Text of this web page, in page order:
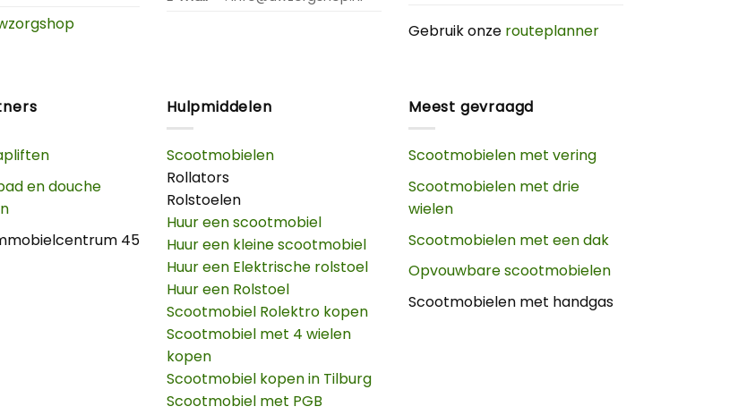
Gebruik onze routeplanner
en douche
45
Hulpmiddelen
Scootmobielen
Rollators
Rolstoelen
Huur een scootmobiel
Huur een kleine scootmobiel
Huur een Elektrische rolstoel
Huur een Rolstoel
Scootmobiel Rolektro kopen
Scootmobiel met 4 wielen
kopen
Scootmobiel kopen in Tilburg
Scootmobiel met PGB
Meest gevraagd
Scootmobielen met vering
Scootmobielen met drie
wielen
Scootmobielen met een dak
Opvouwbare scootmobielen
Scootmobielen met handgas